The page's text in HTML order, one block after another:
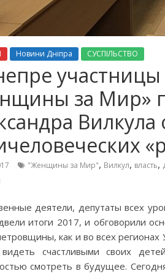
Новини Дніпра СУСПІЛЬСТВО
за Мир»
"Женщины за Мир", Вилкул, власть,
деятели, депутаты всех
итоги 2017, и обговорили
как и во всех
видеть счастливыми своих
смотреть в будущее.